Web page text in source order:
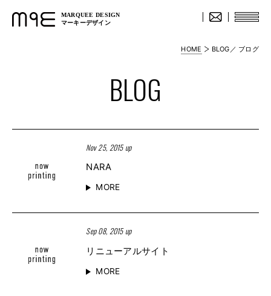
MARQUEE DESIGN
マーキーデザイン
HOME BLOG／ ブログ
BLOG
Nov 25, 2015 up
NARA
MORE
Sep 08, 2015 up
リニューアルサイト
MORE